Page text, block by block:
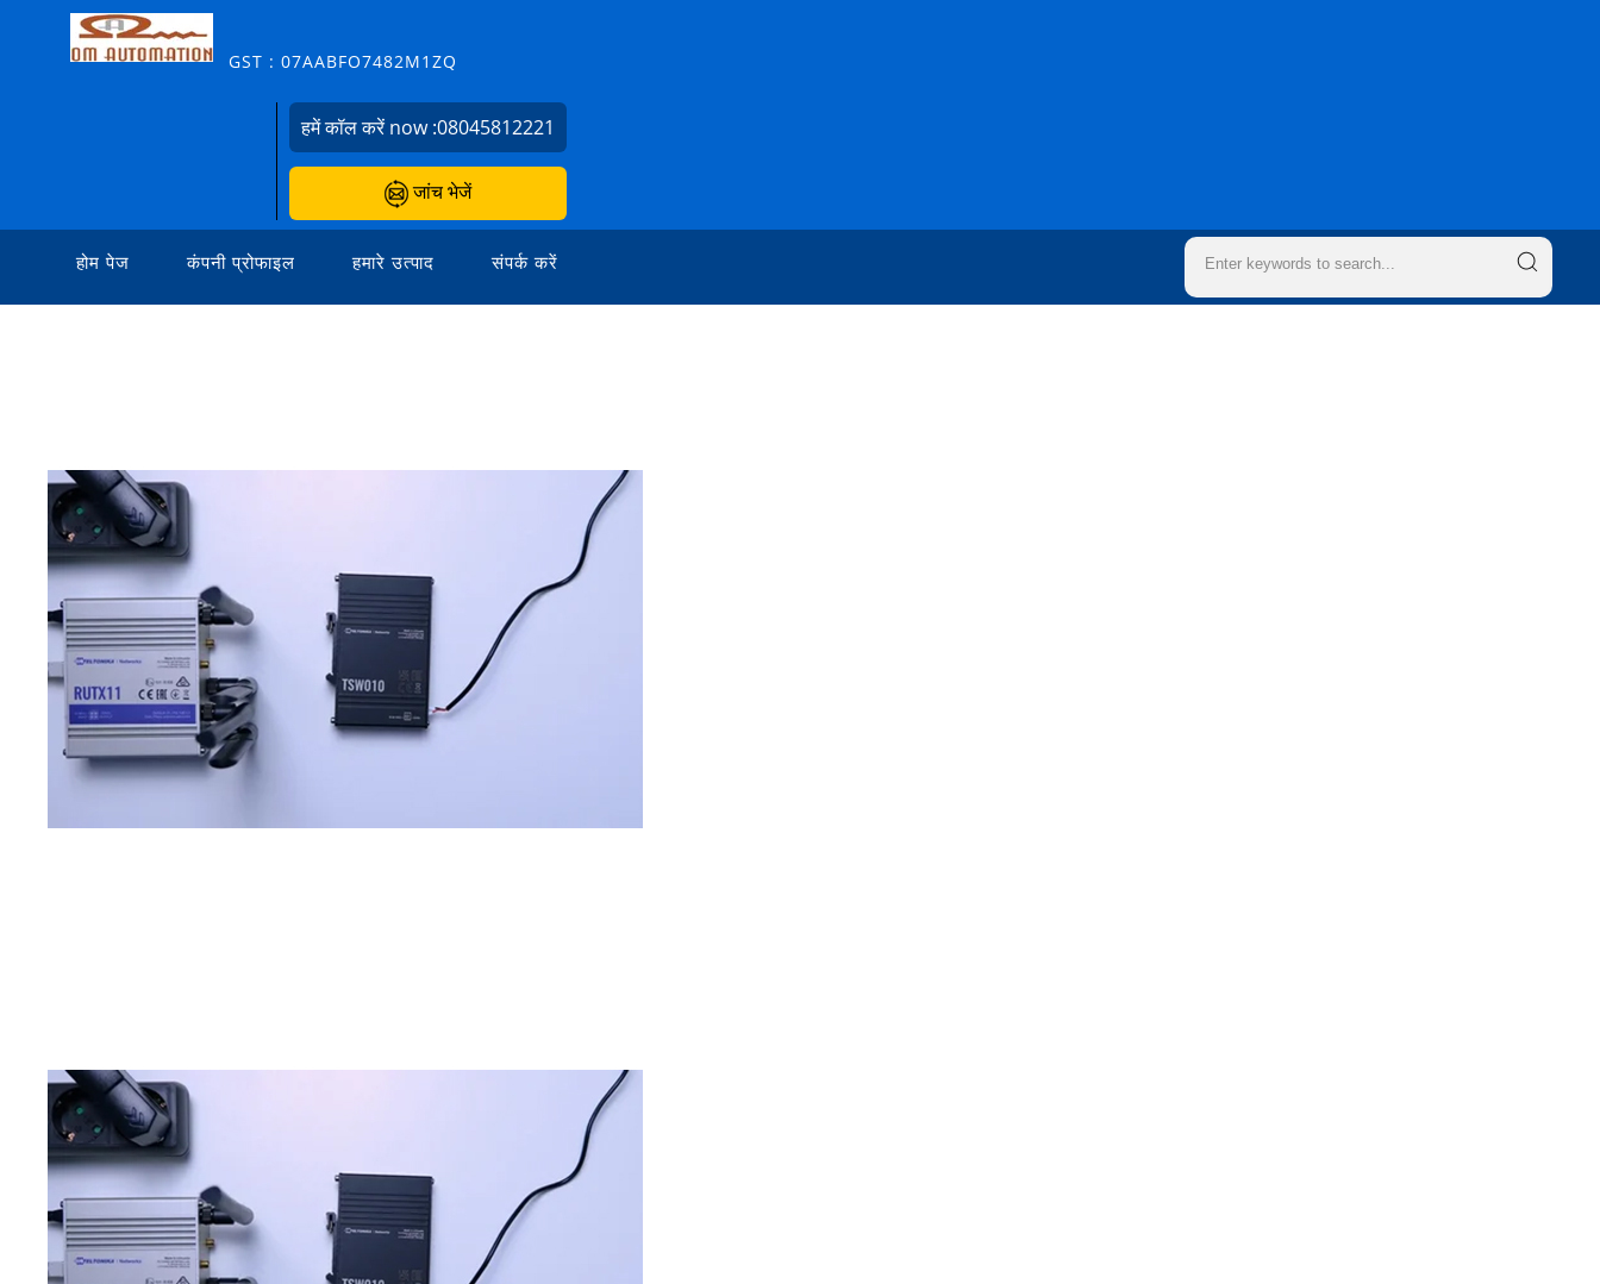
GST : 07AABFO7482M1ZQ
हमें कॉल करें now :08045812221
जांच भेजें
होम पेज कंपनी प्रोफाइल हमारे उत्पाद संपर्क करें